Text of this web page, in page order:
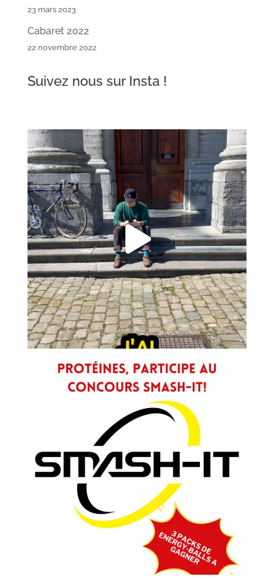
23 mars 2023
Cabaret 2022
22 novembre 2022
Suivez nous sur Insta !